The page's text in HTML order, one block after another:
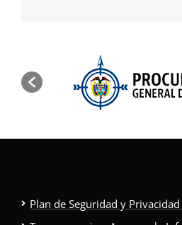
Plan de Seguridad y